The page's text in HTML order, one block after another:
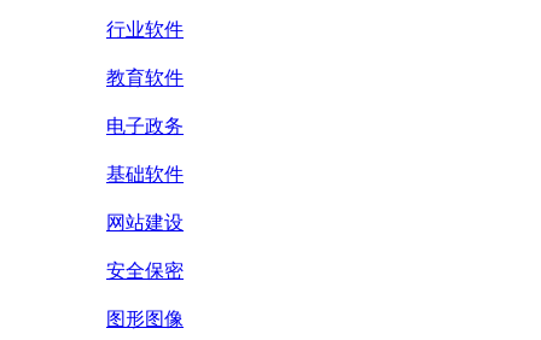
行业软件
教育软件
电子政务
基础软件
网站建设
安全保密
图形图像